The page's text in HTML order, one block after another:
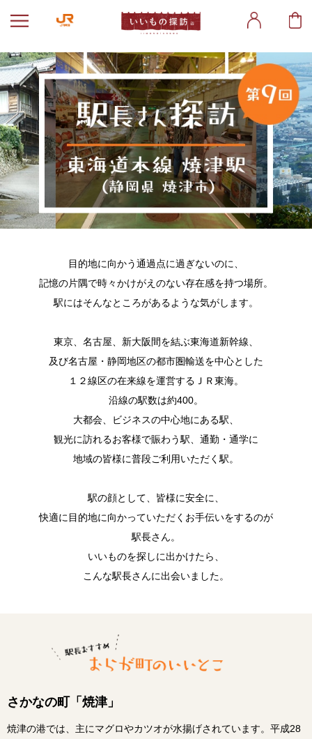
目的地に向かう通過点に過ぎないのに、
記憶の片隅で時々かけがえのない存在感を持つ場所。
駅にはそんなところがあるような気がします。
東京、名古屋、新大阪間を結ぶ東海道新幹線、
及び名古屋・静岡地区の都市圏輸送を中心とした
１２線区の在来線を運営するＪＲ東海。
沿線の駅数は約400。
大都会、ビジネスの中心地にある駅、
観光に訪れるお客様で賑わう駅、通勤・通学に
地域の皆様に普段ご利用いただく駅。
駅の顔として、皆様に安全に、
快適に目的地に向かっていただくお手伝いをするのが
駅長さん。
いいものを探しに出かけたら、
こんな駅長さんに出会いました。
さかなの町「焼津」
焼津の港では、主にマグロやカツオが水揚げされています。平成28